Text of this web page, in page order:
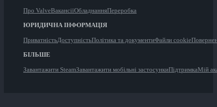
Про ValveВакансіїОбладнанняПереробка
ЮРИДИЧНА ІНФОРМАЦІЯ
ПриватністьДоступністьПолітика та документиФайли cookie
БІЛЬШЕ
Завантажити SteamЗавантажити мобільні застосункиПідтримкаМій